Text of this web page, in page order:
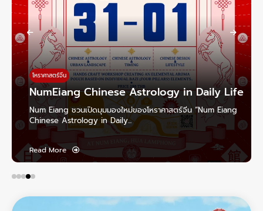
หราศาสตร์จีน
Chinese Astrology in Daily Life
Eiang ชวนเปิดมุมมองใหม่ของโหราศาสตร์จีน “Num Eiang
Astrology in Daily...
More
กา
หลัก